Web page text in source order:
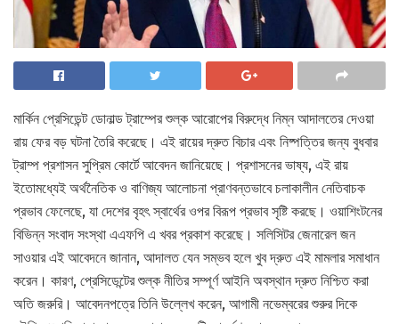
মার্কিন প্রেসিডেন্ট ডোনাল্ড ট্রাম্পের শুল্ক আরোপের বিরুদ্ধে নিম্ন আদালতের দেওয়া
রায় ফের বড় ঘটনা তৈরি করেছে। এই রায়ের দ্রুত বিচার এবং নিষ্পত্তির জন্য বুধবার
ট্রাম্প প্রশাসন সুপ্রিম কোর্টে আবেদন জানিয়েছে। প্রশাসনের ভাষ্য, এই রায়
ইতোমধ্যেই অর্থনৈতিক ও বাণিজ্য আলোচনা প্রাণবন্তভাবে চলাকালীন নেতিবাচক
প্রভাব ফেলেছে, যা দেশের বৃহৎ স্বার্থের ওপর বিরূপ প্রভাব সৃষ্টি করছে। ওয়াশিংটনের
বিভিন্ন সংবাদ সংস্থা এএফপি এ খবর প্রকাশ করেছে। সলিসিটর জেনারেল জন
সাওয়ার এই আবেদনে জানান, আদালত যেন সম্ভব হলে খুব দ্রুত এই মামলার সমাধান
করেন। কারণ, প্রেসিডেন্টের শুল্ক নীতির সম্পূর্ণ আইনি অবস্থান দ্রুত নিশ্চিত করা
অতি জরুরি। আবেদনপত্রে তিনি উল্লেখ করেন, আগামী নভেম্বরের শুরুর দিকে